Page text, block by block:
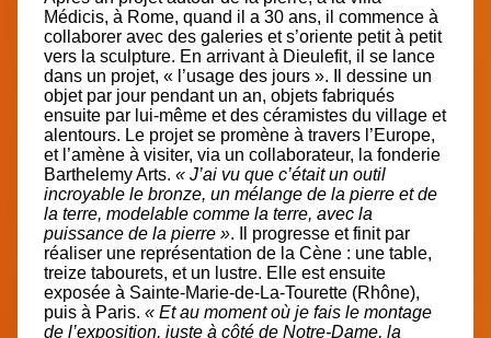
Médicis, à Rome, quand il a 30 ans, il commence à
collaborer avec des galeries et s’oriente petit à petit
vers la sculpture. En arrivant à Dieulefit, il se lance
dans un projet, « l’usage des jours ». Il dessine un
objet par jour pendant un an, objets fabriqués
ensuite par lui-même et des céramistes du village et
alentours. Le projet se promène à travers l’Europe,
et l’amène à visiter, via un collaborateur, la fonderie
Barthelemy Arts. « J’ai vu que c’était un outil
incroyable le bronze, un mélange de la pierre et de
la terre, modelable comme la terre, avec la
puissance de la pierre ». Il progresse et finit par
réaliser une représentation de la Cène : une table,
treize tabourets, et un lustre. Elle est ensuite
exposée à Sainte-Marie-de-La-Tourette (Rhône),
puis à Paris. « Et au moment où je fais le montage
de l’exposition, juste à côté de Notre-Dame, la